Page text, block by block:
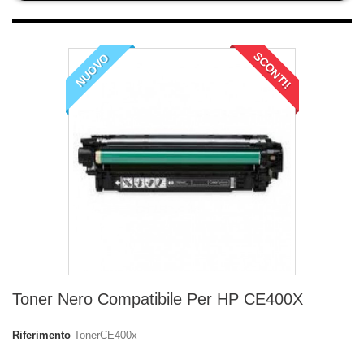
NUOVO SCONTI!
Toner Nero Compatibile Per HP CE400X
Riferimento TonerCE400x